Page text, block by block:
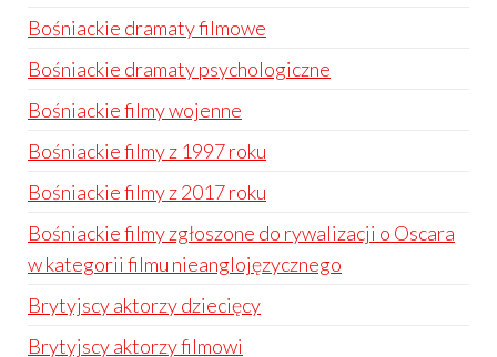
Bośniackie dramaty filmowe
Bośniackie dramaty psychologiczne
Bośniackie filmy wojenne
Bośniackie filmy z 1997 roku
Bośniackie filmy z 2017 roku
Bośniackie filmy zgłoszone do rywalizacji o Oscara
w kategorii filmu nieanglojęzycznego
Brytyjscy aktorzy dziecięcy
Brytyjscy aktorzy filmowi